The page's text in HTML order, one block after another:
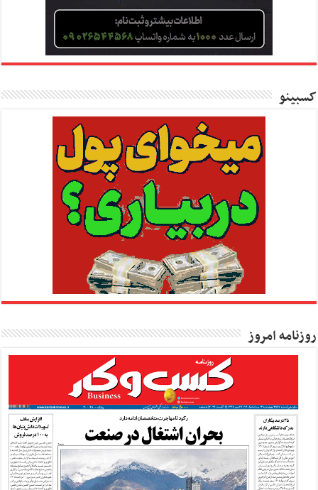
کسبینو
روزنامه امروز